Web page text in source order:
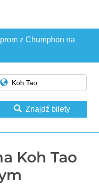
z Chumphon na
Znajdź bilety
Koh Tao